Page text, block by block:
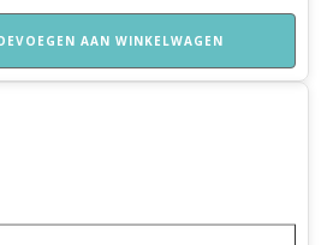
AAN WINKELWAGEN